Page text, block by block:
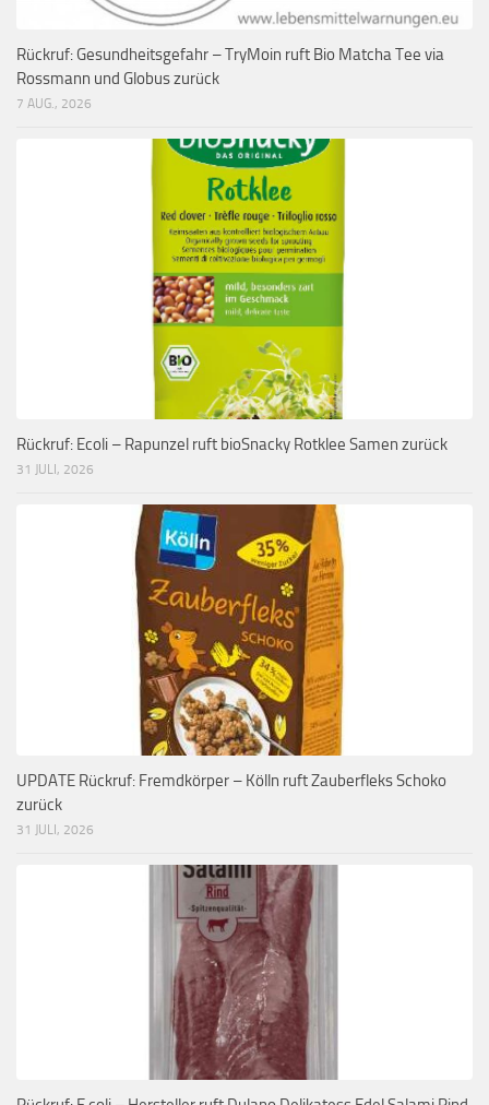
Rückruf: Gesundheitsgefahr – TryMoin ruft Bio Matcha Tee via
Rossmann und Globus zurück
7 AUG., 2026
Rückruf: Ecoli – Rapunzel ruft bioSnacky Rotklee Samen zurück
31 JULI, 2026
UPDATE Rückruf: Fremdkörper – Kölln ruft Zauberfleks Schoko
zurück
31 JULI, 2026